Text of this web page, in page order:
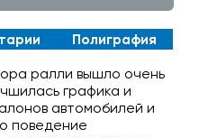
Полиграфия
ралли вышло очень
графика и
автомобилей и
поведение